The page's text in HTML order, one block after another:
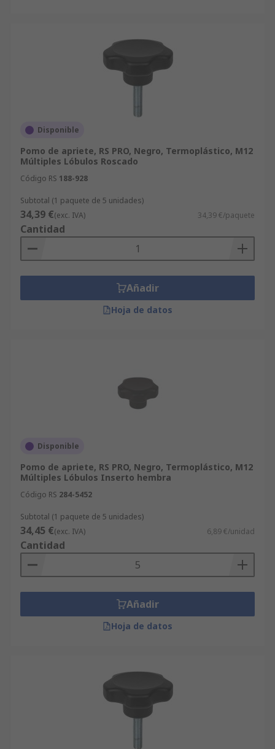
Disponible
Pomo de apriete, RS PRO, Negro, Termoplástico, M12
Múltiples Lóbulos Roscado
Código RS 188-928
Subtotal (1 paquete de 5 unidades)
34,39 €(exc. IVA) 34,39 €/paquete
Cantidad
Añadir
Hoja de datos
Disponible
Pomo de apriete, RS PRO, Negro, Termoplástico, M12
Múltiples Lóbulos Inserto hembra
Código RS 284-5452
Subtotal (1 paquete de 5 unidades)
34,45 €(exc. IVA) 6,89 €/unidad
Cantidad
Añadir
Hoja de datos